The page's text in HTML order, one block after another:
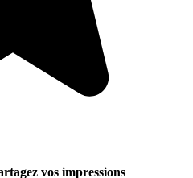
vos impressions